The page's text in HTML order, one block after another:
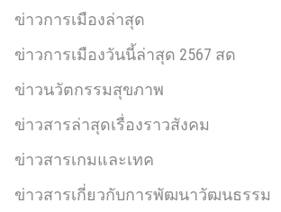
ข่าวการเมืองล่าสุด
ข่าวการเมืองวันนี้ล่าสุด 2567 สด
ข่าวนวัตกรรมสุขภาพ
ข่าวสารล่าสุดเรื่องราวสังคม
ข่าวสารเกมและเทค
ข่าวสารเกี่ยวกับการพัฒนาวัฒนธรรม